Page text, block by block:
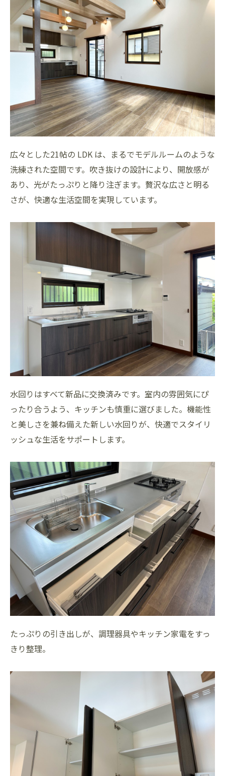
広々とした21帖の LDK は、まるでモデルルームのような
洗練された空間です。吹き抜けの設計により、開放感が
あり、光がたっぷりと降り注ぎます。贅沢な広さと明る
さが、快適な生活空間を実現しています。
水回りはすべて新品に交換済みです。室内の雰囲気にぴ
ったり合うよう、キッチンも慎重に選びました。機能性
と美しさを兼ね備えた新しい水回りが、快適でスタイリ
ッシュな生活をサポートします。
たっぷりの引き出しが、調理器具やキッチン家電をすっ
きり整理。